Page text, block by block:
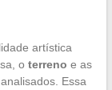
artística
o terreno e as
Essa